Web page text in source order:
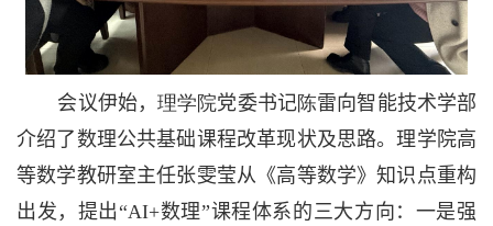
会议伊始，理学院党委书记陈雷向智能技术学部
介绍了数理公共基础课程改革现状及思路。理学院高
等数学教研室主任张雯莹从《高等数学》知识点重构
出发，提出 “AI+数理”课程体系的三大方向：一是强